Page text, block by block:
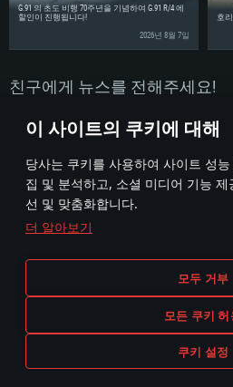
이 사이트의 쿠키에 대해
당사는 쿠키를 사용하여 사이트 성
집 및 분석하고, 소셜 미디어 기능
선 및 맞춤화합니다.
더 알아보기
모두 거부
모든 쿠키 허
쿠키 설정
여유 저장 공간: 62.2 GB (전체 클라이언트)
G.91 의 초도 비행 70주년을 기념하여 G.91 R/4 에
할인이 진행됩니다!
2026년 8월 7일
호
친구에게 뉴스를 전해주세요!
이용 약관
개인정보 정책
는 홍보에 참여하지 않습니다..